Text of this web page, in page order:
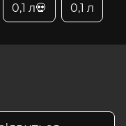
0,1 л💀 0,1 л